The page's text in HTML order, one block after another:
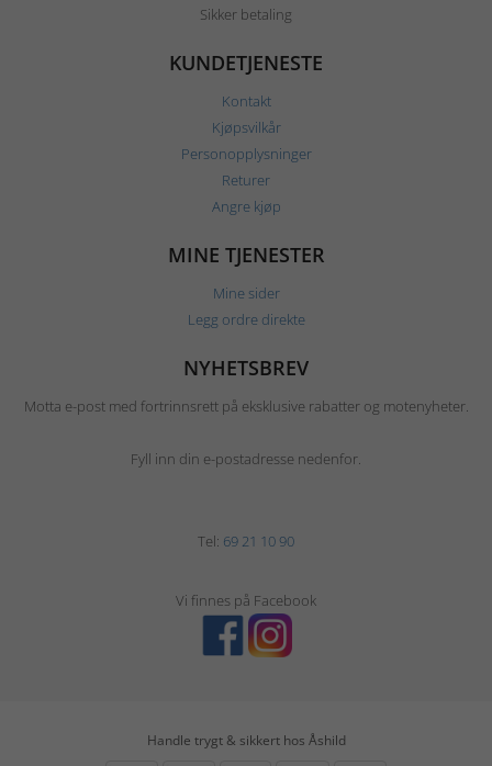
Sikker betaling
KUNDETJENESTE
Kontakt
Kjøpsvilkår
Personopplysninger
Returer
Angre kjøp
MINE TJENESTER
Mine sider
Legg ordre direkte
NYHETSBREV
Motta e-post med fortrinnsrett på eksklusive rabatter og motenyheter.
Fyll inn din e-postadresse nedenfor.
Tel: 69 21 10 90
Vi finnes på Facebook
Handle trygt & sikkert hos Åshild